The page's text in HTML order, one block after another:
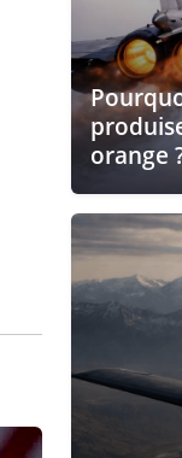
orange